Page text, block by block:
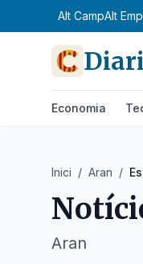
Alt CampAlt
Economia
Inici / Aran /
Aran